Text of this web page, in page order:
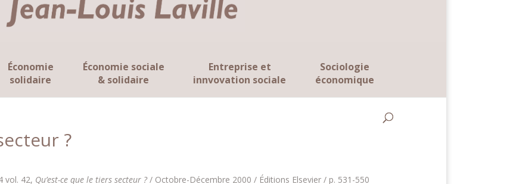
Économie
solidaire
Économie sociale
& solidaire
Entreprise et
innvovation sociale
Sociologie
économique
?
vol. 42, Qu’est-ce que le tiers secteur ?/ Octobre-Décembre 2000 / Éditions Elsevier / p. 531-550